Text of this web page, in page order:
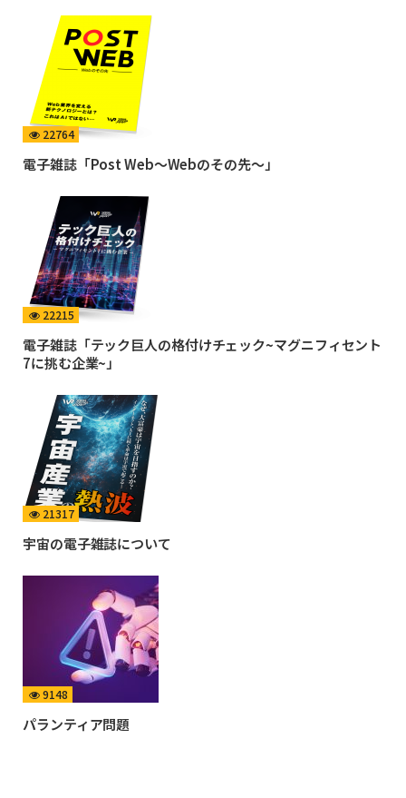
22764
電子雑誌「Post Web〜Webのその先〜」
22215
電子雑誌「テック巨人の格付けチェック~マグニフィセント
7に挑む企業~」
21317
宇宙の電子雑誌について
9148
パランティア問題